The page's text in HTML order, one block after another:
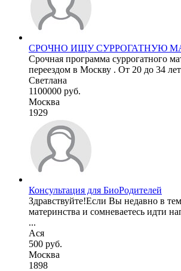
СРОЧНО ИЩУ СУРРОГАТНУЮ
Срочная программа суррогатного
переездом в Москву . От 20 до 34
Светлана
1100000 руб.
Москва
1929
Консультация для БиоРодителей
Здравствуйте!Если Вы недавно в
материнства и сомневаетесь идти
...
Ася
500 руб.
Москва
1898